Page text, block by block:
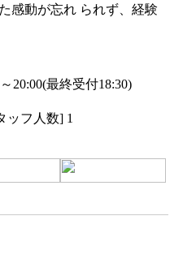
感動が忘れ られず、経験
20:00(最終受付18:30)
フ人数] 1